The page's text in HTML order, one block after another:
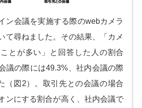
ン会議を実施する際のwebカメラ
て尋ねました。その結果、「カメ
とが多い」と回答した人の割合
議の際には49.3%、社内会議の際
（図2）。取引先との会議の場合
ンにする割合が高く、社内会議で